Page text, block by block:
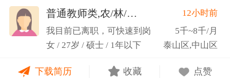
做事认真细心，具有较强的执行力、高度敬业精神、
良好的职业操 守和团队协作精神。
普通教师类,农/林/牧/渔业 (张卓璐)12小时前
我目前已离职，可快速到岗
5千~8千/月
女 / 27岁 / 硕士 / 1年以下
泰山区,中山区
下载简历 收藏 点赞